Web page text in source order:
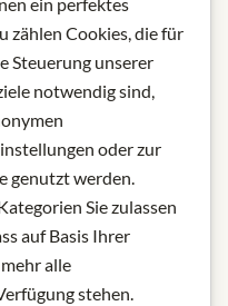
Mez Ker
GROIX/
dass das
Abbildung
cream
zählen Cookies, die für
Steuerung unserer
notwendig sind,
oder zur
genutzt werden.
Sie zulassen
auf Basis Ihrer
alle
stehen.